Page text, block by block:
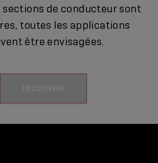
sections de conducteur sont
toutes les applications
être envisagées.
DÉCOUVRIR